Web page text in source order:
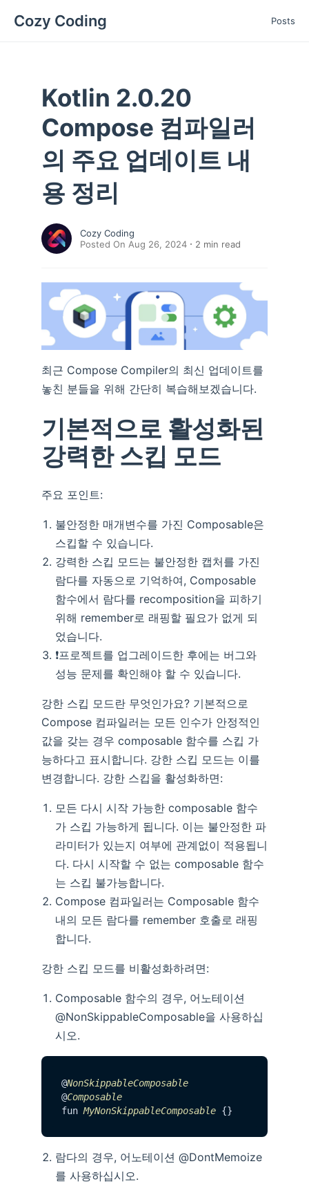
Cozy Coding Posts
Kotlin 2.0.20
Compose 컴파일러
의 주요 업데이트 내
용 정리
Cozy Coding
Posted On Aug 26, 2024
2 min read
최근 Compose Compiler의 최신 업데이트를
놓친 분들을 위해 간단히 복습해보겠습니다.
기본적으로 활성화된
강력한 스킵 모드
주요 포인트:
불안정한 매개변수를 가진 Composable은
스킵할 수 있습니다.
강력한 스킵 모드는 불안정한 캡처를 가진
람다를 자동으로 기억하여, Composable
함수에서 람다를 recomposition을 피하기
위해 remember로 래핑할 필요가 없게 되
었습니다.
❗️프로젝트를 업그레이드한 후에는 버그와
성능 문제를 확인해야 할 수 있습니다.
강한 스킵 모드란 무엇인가요? 기본적으로
Compose 컴파일러는 모든 인수가 안정적인
값을 갖는 경우 composable 함수를 스킵 가
능하다고 표시합니다. 강한 스킵 모드는 이를
변경합니다. 강한 스킵을 활성화하면:
모든 다시 시작 가능한 composable 함수
가 스킵 가능하게 됩니다. 이는 불안정한 파
라미터가 있는지 여부에 관계없이 적용됩니
다. 다시 시작할 수 없는 composable 함수
는 스킵 불가능합니다.
Compose 컴파일러는 Composable 함수
내의 모든 람다를 remember 호출로 래핑
합니다.
강한 스킵 모드를 비활성화하려면:
Composable 함수의 경우, 어노테이션
@NonSkippableComposable을 사용하십
시오.
@NonSkippableComposable
@Composable
fun MyNonSkippableComposable
람다의 경우, 어노테이션 @DontMemoize
를 사용하십시오.